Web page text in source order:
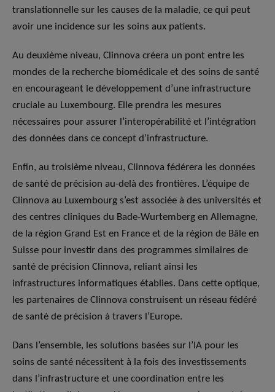
translationnelle sur les causes de la maladie, ce qui peut
avoir une incidence sur les soins aux patients.
Au deuxième niveau, Clinnova créera un pont entre les
mondes de la recherche biomédicale et des soins de santé
en encourageant le développement d’une infrastructure
cruciale au Luxembourg. Elle prendra les mesures
nécessaires pour assurer l’interopérabilité et l’intégration
des données dans ce concept d’infrastructure.
Enfin, au troisième niveau, Clinnova fédérera les données
de santé de précision au-delà des frontières. L’équipe de
Clinnova au Luxembourg s’est associée à des universités et
des centres cliniques du Bade-Wurtemberg en Allemagne,
de la région Grand Est en France et de la région de Bâle en
Suisse pour investir dans des programmes similaires de
santé de précision Clinnova, reliant ainsi les
infrastructures informatiques établies. Dans cette optique,
les partenaires de Clinnova construisent un réseau fédéré
de santé de précision à travers l’Europe.
Dans l’ensemble, les solutions basées sur l’IA pour les
soins de santé nécessitent à la fois des investissements
dans l’infrastructure et une coordination entre les